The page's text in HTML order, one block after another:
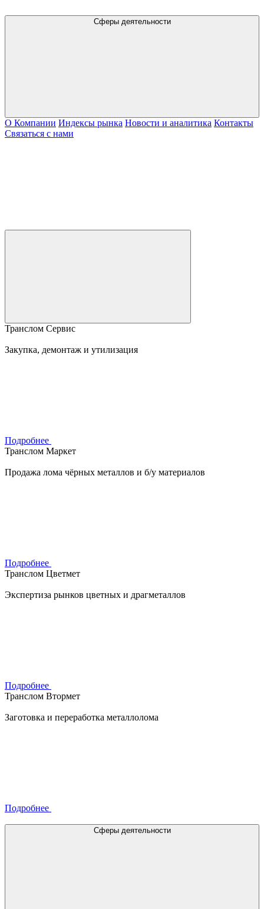
Сферы деятельности
О Компании Индексы рынка Новости и аналитика Контакты
Связаться с нами
Транслом Сервис
Закупка, демонтаж и утилизация
Подробнее
Транслом Маркет
Продажа лома чёрных металлов и б/у материалов
Подробнее
Транслом Цветмет
Экспертиза рынков цветных и драгметаллов
Подробнее
Транслом Втормет
Заготовка и переработка металлолома
Подробнее
Сферы деятельности